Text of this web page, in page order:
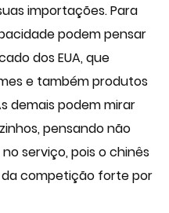
importações. Para
podem pensar
dos EUA, que
e também produtos
demais podem mirar
pensando não
serviço, pois o chinês
da competição forte por